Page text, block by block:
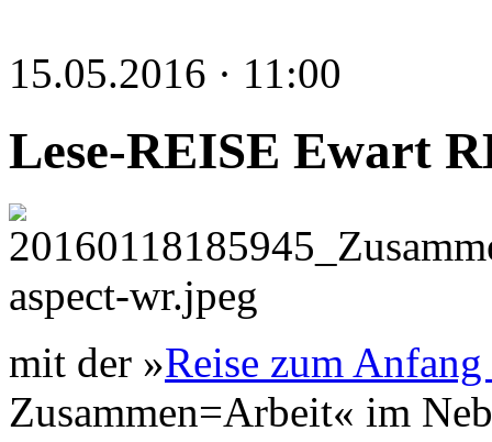
15.05.2016 · 11:00
Lese-REISE Ewart
mit der »Reise zum
Zusammen=Arbeit« im